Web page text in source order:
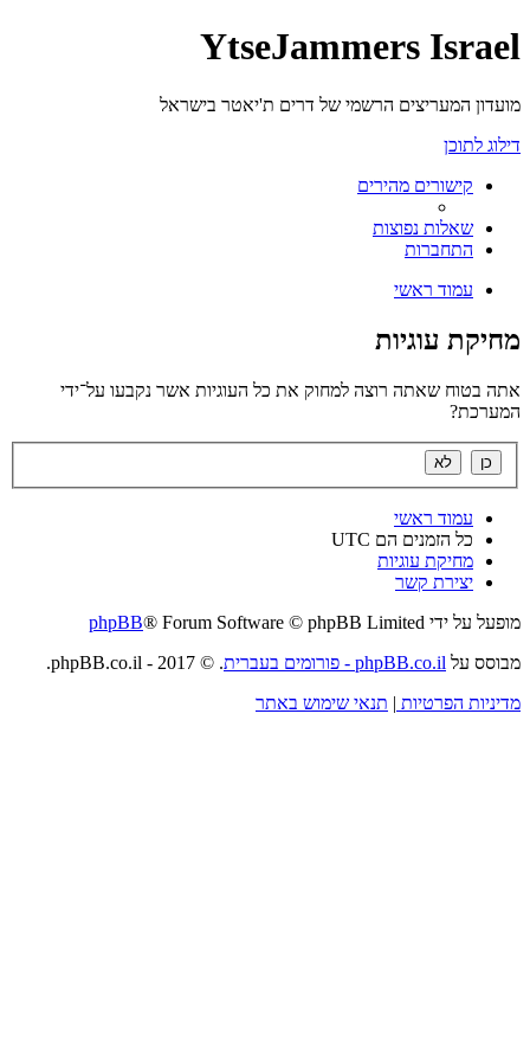
YtseJammers Israel
מועדון המעריצים הרשמי של דרים ת'יאטר בישראל
דילוג לתוכן
קישורים מהירים
שאלות נפוצות
התחברות
עמוד ראשי
מחיקת עוגיות
אתה בטוח שאתה רוצה למחוק את כל העוגיות אשר נקבעו על־ידי
המערכת?
עמוד ראשי
כל הזמנים הם UTC
מחיקת עוגיות
יצירת קשר
מופעל על ידי
phpBB® Forum Software © phpBB Limited
מבוסס על phpBB.co.il - פורומים בעברית
. © 2017 - phpBB.co.il.
מדיניות הפרטיות | תנאי שימוש באתר